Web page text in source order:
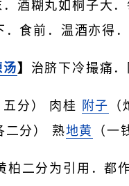
酒糊丸如桐子大
食前．温酒亦得．
汤 】 治脐下冷撮痛．
分） 肉桂 附子
二分） 熟地黄 （一
柏二分为引用．都